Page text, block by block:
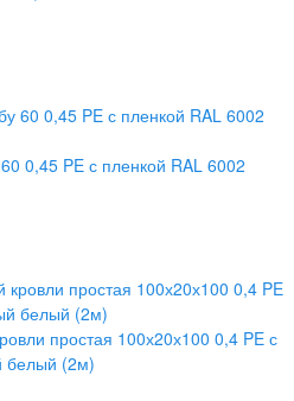
0,45 PE с пленкой RAL 6002
простая 100х20х100 0,4 PE с
белый (2м)